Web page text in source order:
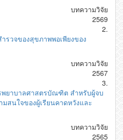
บทความวิจัย
2569
2.
รวจของสุขภาพพอเพียงของ
บทความวิจัย
2567
3.
พยาบาลศาสตรบัณฑิต สำหรับผู้จบ
สนใจของผู้เรียนคาดหวังและ
บทความวิจัย
2565